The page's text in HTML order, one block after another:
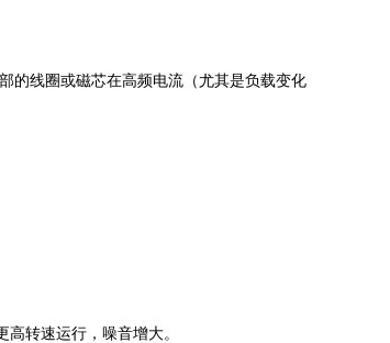
的线圈或磁芯在高频电流（尤其是负载变化
转速运行，噪音增大。